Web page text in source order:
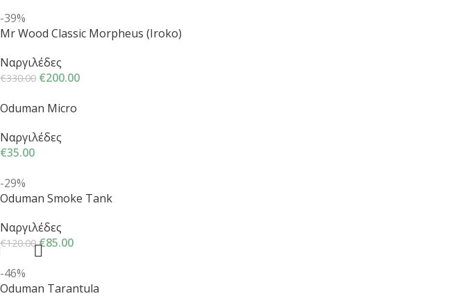
-39%
Mr Wood Classic Morpheus (Iroko)
Ναργιλέδες
€330.00 €200.00
Oduman Micro
Ναργιλέδες
€35.00
-29%
Oduman Smoke Tank
Ναργιλέδες
€120.00 €85.00
-46%
Oduman Tarantula